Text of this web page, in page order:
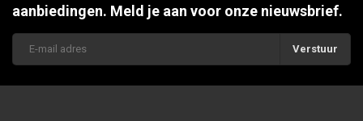
aanbiedingen. Meld je aan voor onze nieuwsbrief.
Verstuur